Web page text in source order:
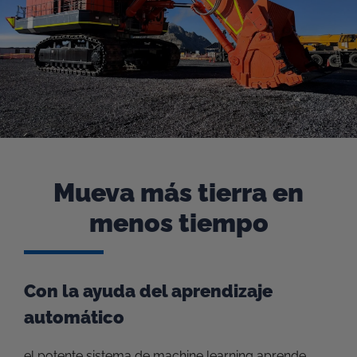
Mueva más tierra en
menos tiempo
Con la ayuda del aprendizaje
automático